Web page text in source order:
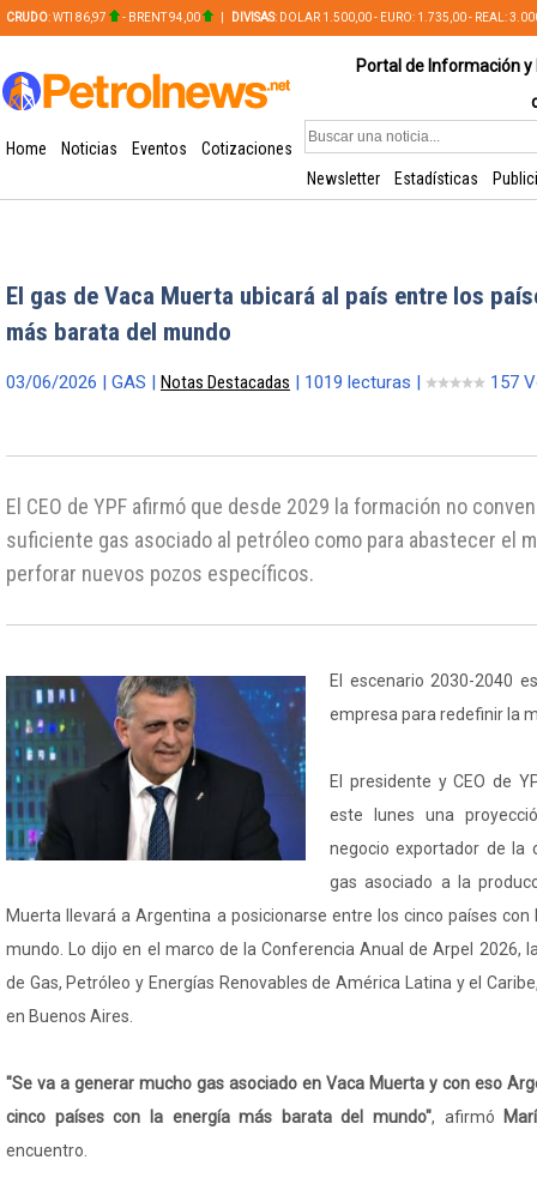
CRUDO: WTI 86,97 - BRENT 94,00 DIVISAS: DOLAR 1.500,00 - EURO: 1.735,00 - REAL:
Portal de Información
Home Noticias Eventos
Cotizaciones
Newsletter
Estadísticas
El gas de Vaca Muerta ubicará al país entre los
más barata del mundo
03/06/2026 | GAS | Notas Destacadas | 1019 lecturas | 157
El CEO de YPF afirmó que desde 2029 la formación no
suficiente gas asociado al petróleo como para abastecer el
perforar nuevos pozos específicos.
El escenario 2030-2040
empresa para redefinir la
El presidente y CEO de
este lunes una
negocio exportador de la
gas asociado a la
Muerta llevará a Argentina a posicionarse entre los cinco países
mundo. Lo dijo en el marco de la Conferencia Anual de Arpel 2026,
de Gas, Petróleo y Energías Renovables de América Latina y el
en Buenos Aires.
"Se va a generar mucho gas asociado en Vaca Muerta y con eso
cinco países con la energía más barata del mundo", afirmó
encuentro.